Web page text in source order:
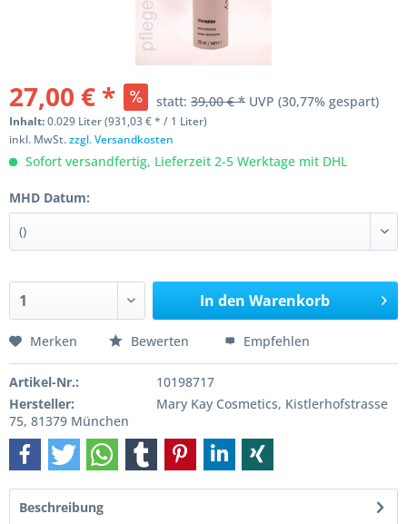
27,00 € * statt: 39,00 € * UVP (30,77% gespart)
Inhalt:0.029 Liter (931,03 € * / 1 Liter)
inkl. MwSt.zzgl. Versandkosten
Sofort versandfertig, Lieferzeit 2-5 Werktage mit DHL
MHD Datum:
In den Warenkorb
Merken Bewerten Empfehlen
Artikel-Nr.:
10198717
Hersteller:
Mary Kay Cosmetics, Kistlerhofstrasse
75, 81379 München
Beschreibung